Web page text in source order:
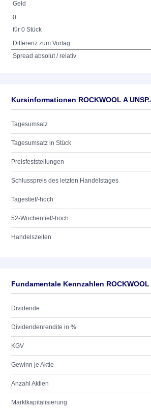
Geld
0
für 0 Stück
Differenz zum Vortag
Spread absolut / relativ
Kursinformationen ROCKWOOL A
Tagesumsatz
Tagesumsatz in Stück
Preisfeststellungen
Schlusspreis des letzten Handelstages
Tagestief/-hoch
52-Wochentief/-hoch
Handelszeiten
Dividende
Dividendenrendite in %
KGV
Gewinn je Aktie
Anzahl Aktien
Marktkapitalisierung